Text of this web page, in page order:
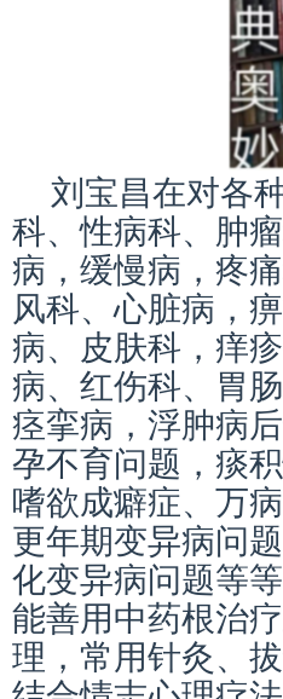
刘宝昌在对各
科、性病科、肿
病，缓慢病，疼
风科、心脏病，
病、皮肤科，痒
病、红伤科、胃
痉挛病，浮肿病
孕不育问题，痰
嗜欲成癖症、万
更年期变异病问
化变异病问题等
能善用中药根治
理，常用针灸、